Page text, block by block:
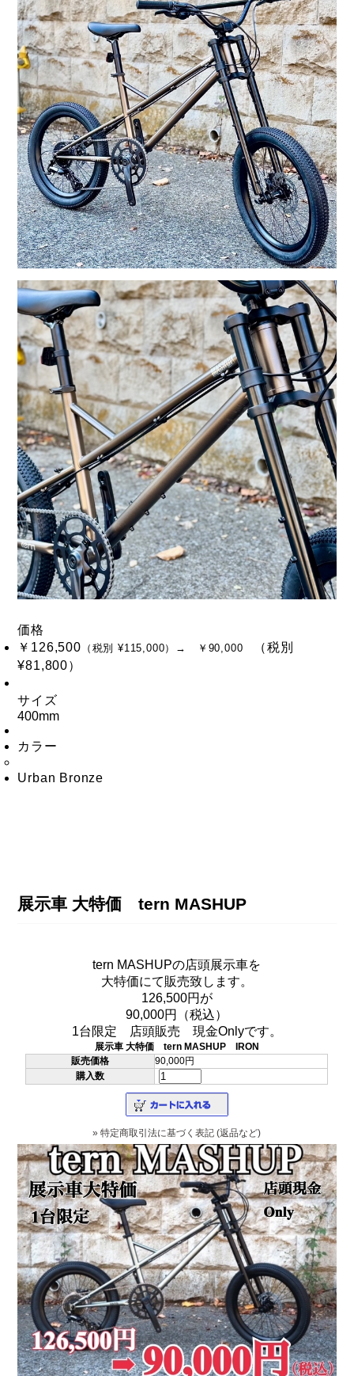
価格
￥126,500 （税別 ¥115,000）→ ￥90,000
（税別
¥81,800）
サイズ
400mm
カラー
Urban Bronze
展示車 大特価 tern MASHUP
tern MASHUPの店頭展示車を
大特価にて販売致します。
126,500円が
90,000円（税込）
1台限定 店頭販売 現金Onlyです。
展示車 大特価 tern MASHUP IRON
販売価格
90,000円
購入数
» 特定商取引法に基づく表記 (返品など)